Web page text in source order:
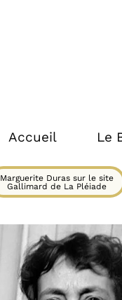
Accueil Le
Marguerite Duras sur le site
Gallimard de La Pléiade